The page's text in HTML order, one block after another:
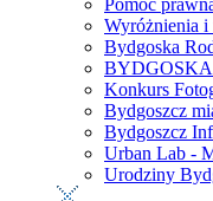
Pomoc
Wyróżnienia i
Bydgoska
Konkurs
Bydgoszcz
Bydgoszcz
Urban Lab -
Urodziny